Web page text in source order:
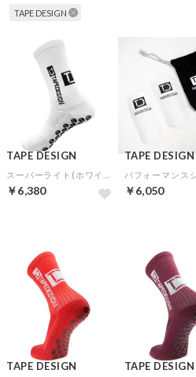
TAPE DESIGN
TAPE DESIGN
￥6,380
TAPE DESIGN
￥6,050
TAPE DESIGN TAPE DESIGN